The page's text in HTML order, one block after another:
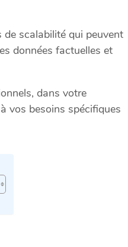
scalabilité qui peuvent
données factuelles et
dans votre
vos besoins spécifiques